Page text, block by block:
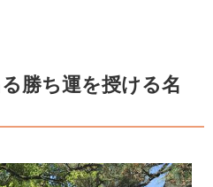
勝ち運を授ける名